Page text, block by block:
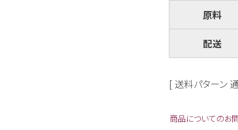
原料
配送
送料パターン
商品についてのお